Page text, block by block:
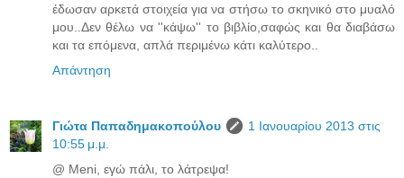
έδωσαν αρκετά στοιχεία για να στήσω το σκηνικό στο μυαλό
μου..Δεν θέλω να ''κάψω'' το βιβλίο,σαφώς και θα διαβάσω
και τα επόμενα, απλά περιμένω κάτι καλύτερο..
Απάντηση
Γιώτα Παπαδημακοπούλου
1 Ιανουαρίου 2013 στις
10:55 μ.μ.
@ Meni, εγώ πάλι, το λάτρεψα!